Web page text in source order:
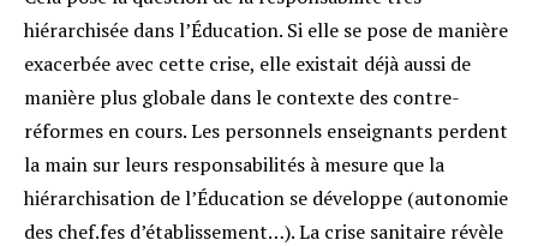
hiérarchisée dans l’Éducation. Si elle se pose de manière
exacerbée avec cette crise, elle existait déjà aussi de
manière plus globale dans le contexte des contre-
réformes en cours. Les personnels enseignants perdent
la main sur leurs responsabilités à mesure que la
hiérarchisation de l’Éducation se développe (autonomie
des chef.fes d’établissement…). La crise sanitaire révèle